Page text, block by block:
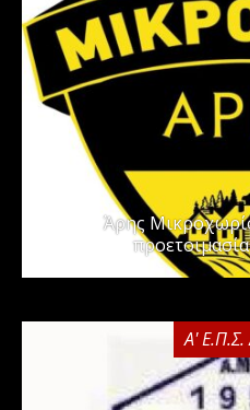
Άρης
Α' Ε.Π.Σ.